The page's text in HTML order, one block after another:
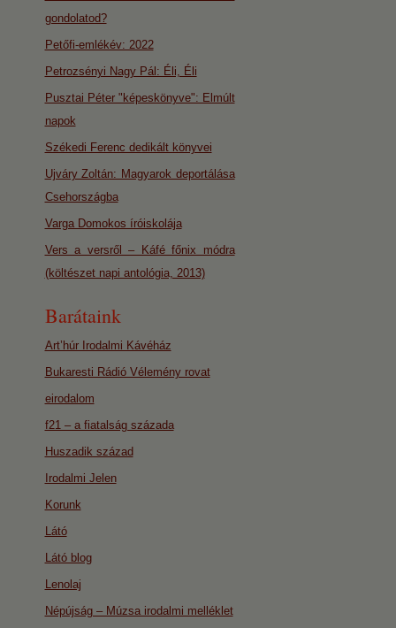
gondolatod?
Petőfi-emlékév: 2022
Petrozsényi Nagy Pál: Éli, Éli
Pusztai Péter "képeskönyve": Elmúlt
napok
Székedi Ferenc dedikált könyvei
Ujváry Zoltán: Magyarok deportálása
Csehországba
Varga Domokos íróiskolája
Vers a versről – Káfé főnix módra
(költészet napi antológia, 2013)
Barátaink
Art’húr Irodalmi Kávéház
Bukaresti Rádió Vélemény rovat
eirodalom
f21 – a fiatalság százada
Huszadik század
Irodalmi Jelen
Korunk
Látó
Látó blog
Lenolaj
Népújság – Múzsa irodalmi melléklet